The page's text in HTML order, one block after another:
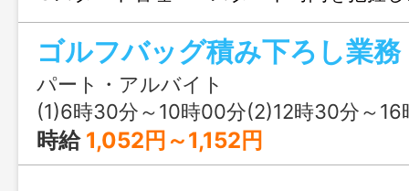
ーが始まるように時間に合 わせ準備等
ます。 ○コース内の巡回など カート
周り、お客様のプレー状況やコース等に
確認する業務です。 ＊就業時間や勤務
ます。 ＊６０歳代の方の応募も可能で
囲：会社の定める範囲
ゴルフバッグ積み下ろし業務
パート・アルバイト
(1)6時30分～10時00分(2)12時30分～16時30分又は 6時 30分 ～
時給 1,052円～1,152円